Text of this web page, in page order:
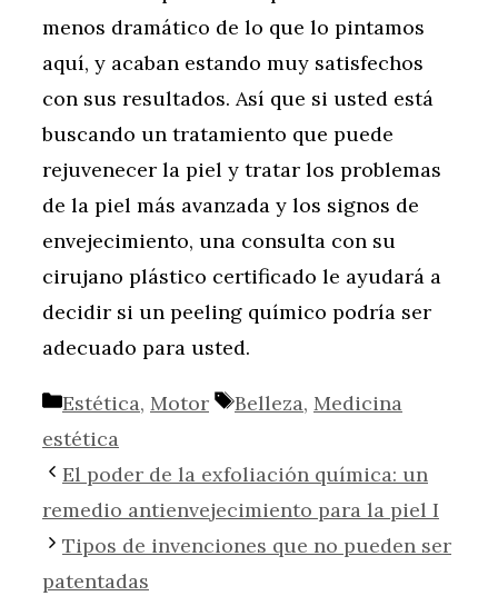
menos dramático de lo que lo pintamos
aquí, y acaban estando muy satisfechos
con sus resultados. Así que si usted está
buscando un tratamiento que puede
rejuvenecer la piel y tratar los problemas
de la piel más avanzada y los signos de
envejecimiento, una consulta con su
cirujano plástico certificado le ayudará a
decidir si un peeling químico podría ser
adecuado para usted.
Categorías
Estética, Motor Etiquetas
Belleza, Medicina
estética
El poder de la exfoliación química: un
remedio antienvejecimiento para la piel I
Tipos de invenciones que no pueden ser
patentadas